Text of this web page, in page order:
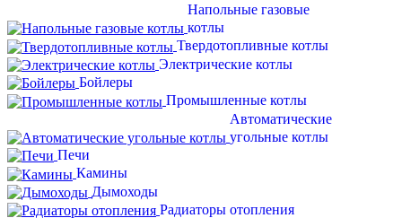
Напольные газовые
котлы
Твердотопливные котлы
Электрические котлы
Бойлеры
Промышленные котлы
Автоматические
угольные котлы
Печи
Камины
Дымоходы
Радиаторы отопления